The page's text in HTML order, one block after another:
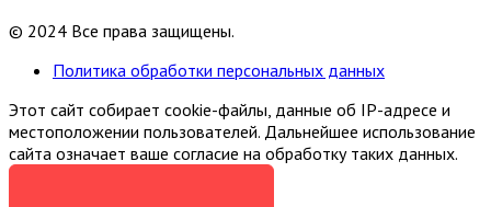
© 2024 Все права защищены.
Политика обработки персональных данных
Этот сайт собирает cookie-файлы, данные об IP-адресе и
местоположении пользователей. Дальнейшее использование
сайта означает ваше согласие на обработку таких данных.